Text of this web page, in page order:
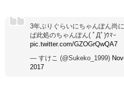
3年ぶりぐらいにちゃんぽん尚
ぱ此処のちゃんぽん( ﾟДﾟ)ｳﾏｰ
pic.twitter.com/GZOGrQwQA7
— すけこ (@Sukeko_1999)
2017